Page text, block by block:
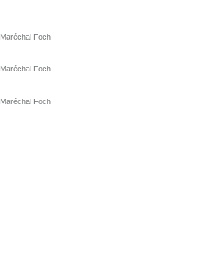
Foch
Foch
Foch